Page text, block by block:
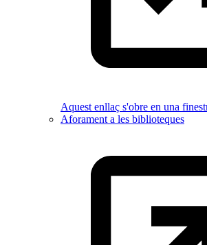
Aquest enllaç s'obre en una
Aforament a les biblioteques